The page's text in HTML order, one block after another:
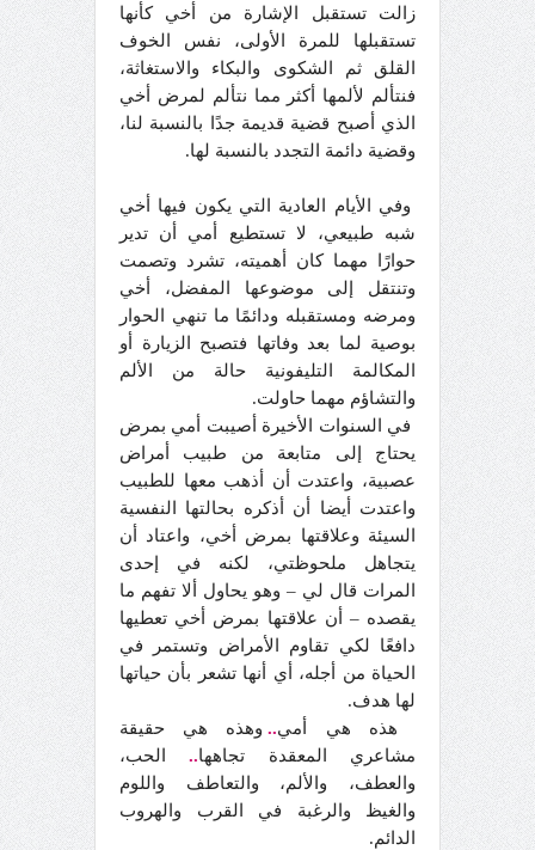
زالت تستقبل الإشارة من أخي كأنها
تستقبلها للمرة الأولى، نفس الخوف
القلق ثم الشكوى والبكاء والاستغاثة،
فنتألم لألمها أكثر مما نتألم لمرض أخي
الذي أصبح قضية قديمة جدًا بالنسبة لنا،
وقضية دائمة التجدد بالنسبة لها.
وفي الأيام العادية التي يكون فيها أخي
شبه طبيعي، لا تستطيع أمي أن تدير
حوارًا مهما كان أهميته، تشرد وتصمت
وتنتقل إلى موضوعها المفضل، أخي
ومرضه ومستقبله ودائمًا ما تنهي الحوار
بوصية لما بعد وفاتها فتصبح الزيارة أو
المكالمة التليفونية حالة من الألم
والتشاؤم مهما حاولت.
في السنوات الأخيرة أصيبت أمي بمرض
يحتاج إلى متابعة من طبيب أمراض
عصبية، واعتدت أن أذهب معها للطبيب
واعتدت أيضا أن أذكره بحالتها النفسية
السيئة وعلاقتها بمرض أخي، واعتاد أن
يتجاهل ملحوظتي، لكنه في إحدى
المرات قال لي – وهو يحاول ألا تفهم ما
يقصده – أن علاقتها بمرض أخي تعطيها
دافعًا لكي تقاوم الأمراض وتستمر في
الحياة من أجله، أي أنها تشعر بأن حياتها
لها هدف.
هذه هي أمي..وهذه هي حقيقة
مشاعري المعقدة تجاهها..الحب،
والعطف، والألم، والتعاطف واللوم
والغيظ والرغبة في القرب والهروب
الدائم.